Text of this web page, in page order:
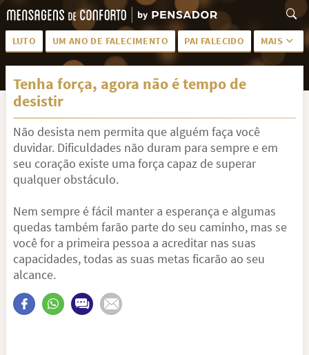
LUTO UM ANO DE FALECIMENTO PAI FALECIDO MAIS
LUTO PARA AMIGA PALAVRAS
SAUDADES DA MÃE PÊSAMES
PÊSAMES PARA AMIGA DESCANSE EM PAZ
MEUS SENTIMENTOS
FRASES DE LUTO PARA AMIGO FIM DE NAMORO
Tenha força, agora não é tempo de
desistir
Não desista nem permita que alguém faça você
duvidar. Dificuldades não duram para sempre e em
seu coração existe uma força capaz de superar
qualquer obstáculo.
Nem sempre é fácil manter a esperança e algumas
quedas também farão parte do seu caminho, mas se
você for a primeira pessoa a acreditar nas suas
capacidades, todas as suas metas ficarão ao seu
alcance.